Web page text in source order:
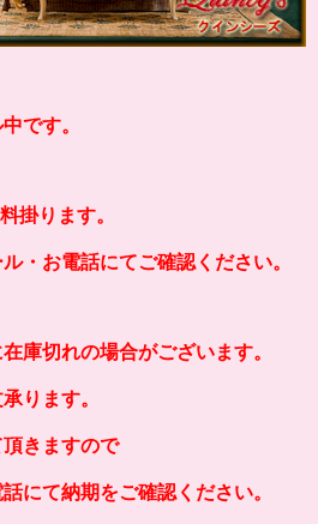
です。
掛り ます。
・お電話にてご確認ください。
庫切れの場合がございます。
ります。
きますので
にて納期をご確認ください。